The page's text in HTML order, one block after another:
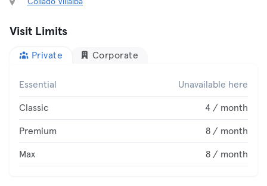
Collado Villalba
Visit Limits
Private Corporate
Essential Unavailable here
Classic 4 / month
Premium 8 / month
Max 8 / month